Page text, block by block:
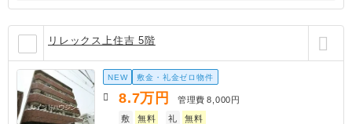
リレックス上住吉 5階
NEW 敷金・礼金ゼロ物件
8.7万円 管理費 8,000円
敷
無料 礼 無料